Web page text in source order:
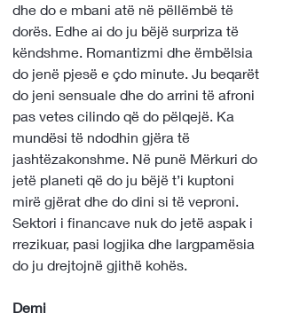
dhe do e mbani atë në pëllëmbë të
dorës. Edhe ai do ju bëjë surpriza të
këndshme. Romantizmi dhe ëmbëlsia
do jenë pjesë e çdo minute. Ju beqarët
do jeni sensuale dhe do arrini të afroni
pas vetes cilindo që do pëlqejë. Ka
mundësi të ndodhin gjëra të
jashtëzakonshme. Në punë Mërkuri do
jetë planeti që do ju bëjë t’i kuptoni
mirë gjërat dhe do dini si të veproni.
Sektori i financave nuk do jetë aspak i
rrezikuar, pasi logjika dhe largpamësia
do ju drejtojnë gjithë kohës.
Demi